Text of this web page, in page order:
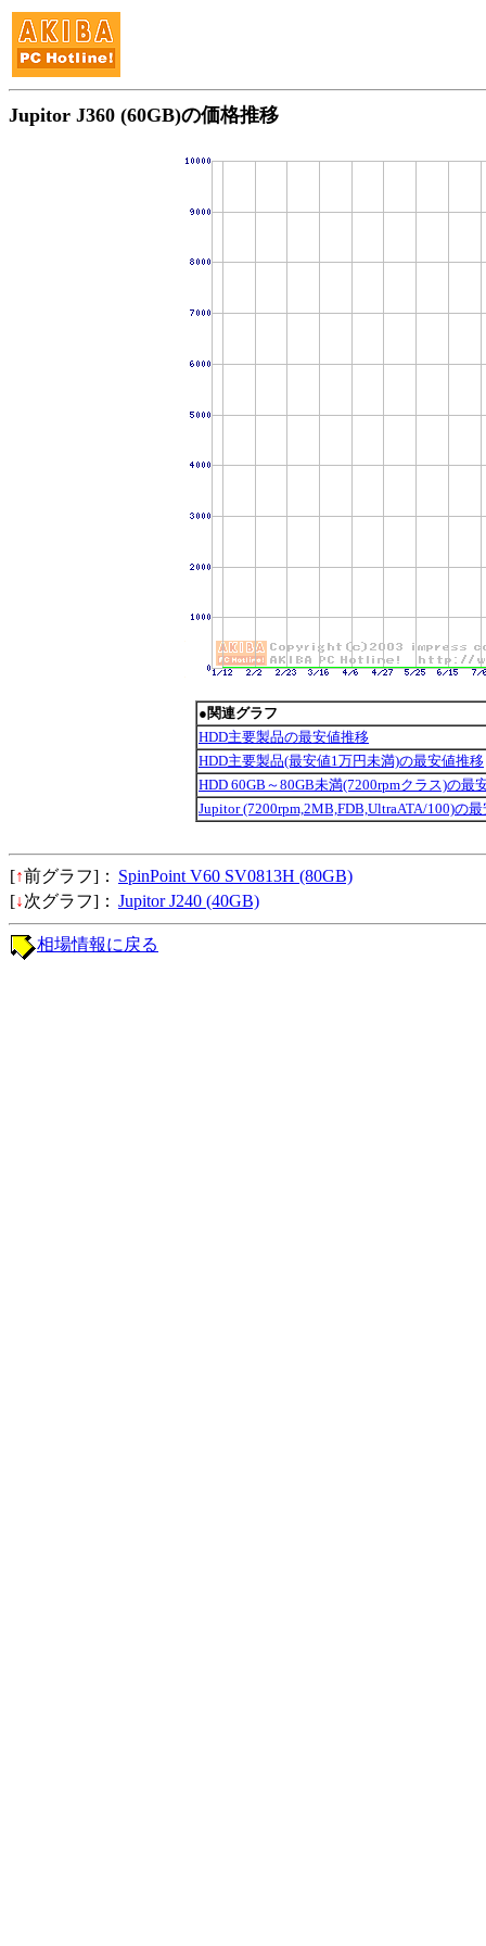
Jupitor J360 (60GB)の価格推移
●関連グラフ
HDD主要製品の最安値推移
HDD主要製品(最安値1万円未満)の最安値推移
HDD 60GB～80GB未満(7200rpmクラス)の最
Jupitor (7200rpm,2MB,FDB,UltraATA/100)の
[↑前グラフ]： SpinPoint V60 SV0813H (80GB)
[↓次グラフ]： Jupitor J240 (40GB)
相場情報に戻る